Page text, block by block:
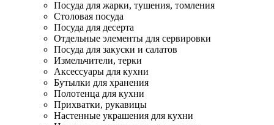
Посуда для жарки, тушения, томления
Столовая посуда
Посуда для десерта
Отдельные элементы для сервировки
Посуда для закуски и салатов
Измельчители, терки
Аксессуары для кухни
Бутылки для хранения
Полотенца для кухни
Прихватки, рукавицы
Настенные украшения для кухни